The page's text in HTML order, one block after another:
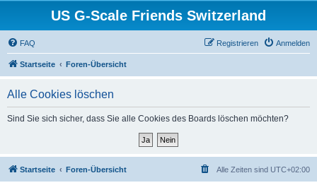
US G-Scale Friends Switzerland
FAQ Anmelden
Registrieren
Startseite Foren-Übersicht
Alle Cookies löschen
Sind Sie sich sicher, dass Sie alle Cookies des Boards löschen möchten?
Startseite Foren-Übersicht Alle Zeiten sind UTC+02:00